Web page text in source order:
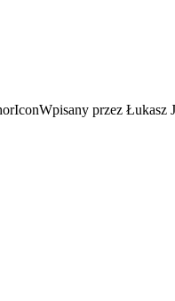
Wpisany przez Łukasz